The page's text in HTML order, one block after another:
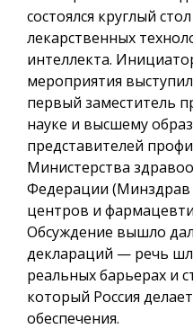
состоялся круглый
лекарственных
интеллекта.
мероприятия
первый заместитель
науке и высшему
представителей
Министерства
Федерации (Минздрав
центров и
Обсуждение вышло
деклараций — речь
реальных барьерах и
который Россия
обеспечения.